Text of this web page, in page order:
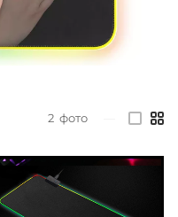
2 фото